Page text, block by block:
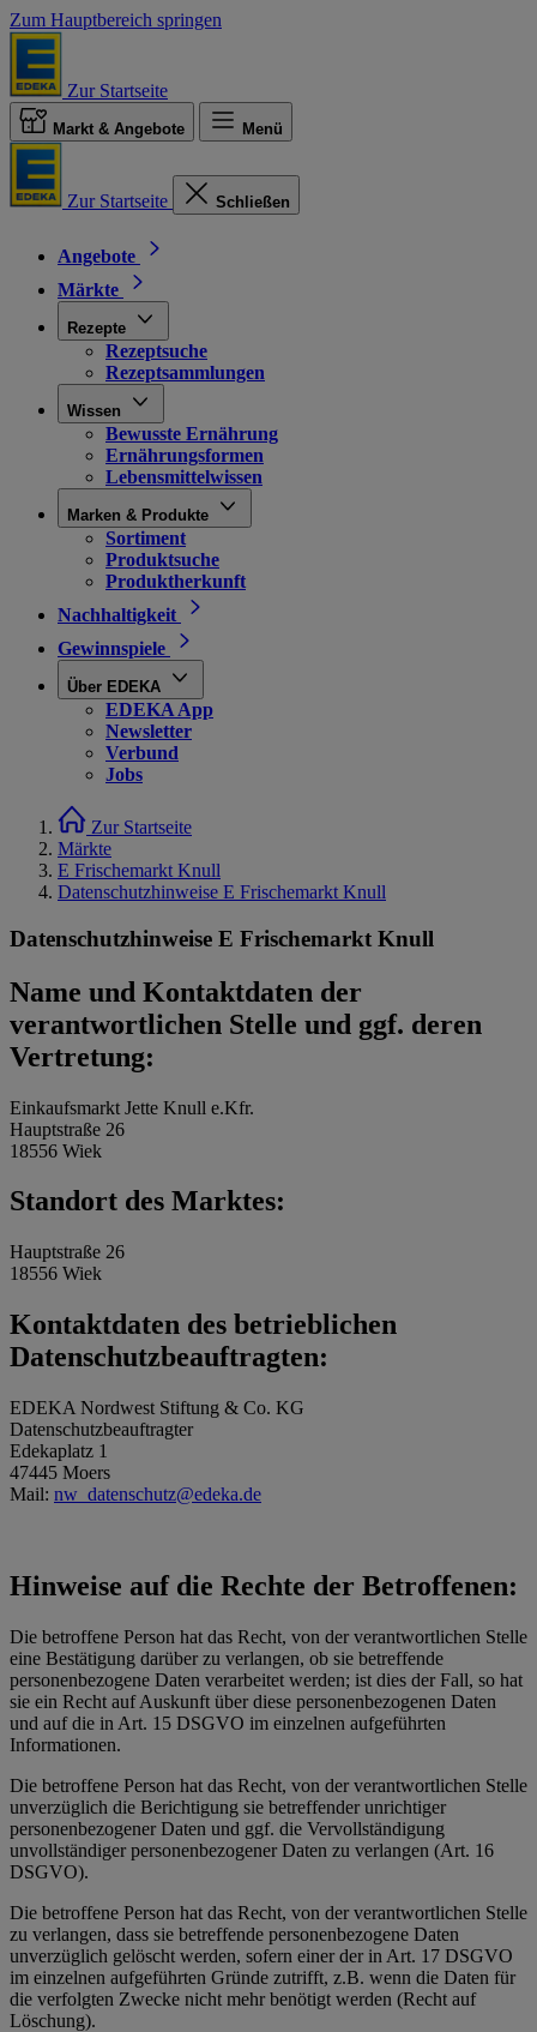
Zum Hauptbereich springen
Zur Startseite
Markt & Angebote Menü
Zur Startseite Schließen
Angebote
Märkte
Rezepte
Rezeptsuche
Rezeptsammlungen
Wissen
Bewusste Ernährung
Ernährungsformen
Lebensmittelwissen
Marken & Produkte
Sortiment
Produktsuche
Produktherkunft
Nachhaltigkeit
Gewinnspiele
Über EDEKA
EDEKA App
Newsletter
Verbund
Jobs
Zur Startseite
Märkte
E Frischemarkt Knull
Datenschutzhinweise E Frischemarkt Knull
Datenschutzhinweise E Frischemarkt Knull
Name und Kontaktdaten der
verantwortlichen Stelle und ggf. deren
Vertretung:
Einkaufsmarkt Jette Knull e.Kfr.
Hauptstraße 26
18556 Wiek
Standort des Marktes:
Hauptstraße 26
18556 Wiek
Kontaktdaten des betrieblichen
Datenschutzbeauftragten:
EDEKA Nordwest Stiftung & Co. KG
Datenschutzbeauftragter
Edekaplatz 1
47445 Moers
Mail: nw_datenschutz@edeka.de
Hinweise auf die Rechte der Betroffenen:
Die betroffene Person hat das Recht, von der verantwortlichen Stelle
eine Bestätigung darüber zu verlangen, ob sie betreffende
personenbezogene Daten verarbeitet werden; ist dies der Fall, so hat
sie ein Recht auf Auskunft über diese personenbezogenen Daten
und auf die in Art. 15 DSGVO im einzelnen aufgeführten
Informationen.
Die betroffene Person hat das Recht, von der verantwortlichen Stelle
unverzüglich die Berichtigung sie betreffender unrichtiger
personenbezogener Daten und ggf. die Vervollständigung
unvollständiger personenbezogener Daten zu verlangen (Art. 16
DSGVO).
Die betroffene Person hat das Recht, von der verantwortlichen Stelle
zu verlangen, dass sie betreffende personenbezogene Daten
unverzüglich gelöscht werden, sofern einer der in Art. 17 DSGVO
im einzelnen aufgeführten Gründe zutrifft, z.B. wenn die Daten für
die verfolgten Zwecke nicht mehr benötigt werden (Recht auf
Löschung).